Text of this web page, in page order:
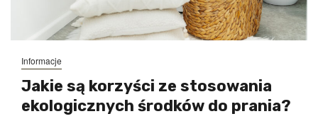
Informacje
Jakie są korzyści ze stosowania
ekologicznych środków do prania?